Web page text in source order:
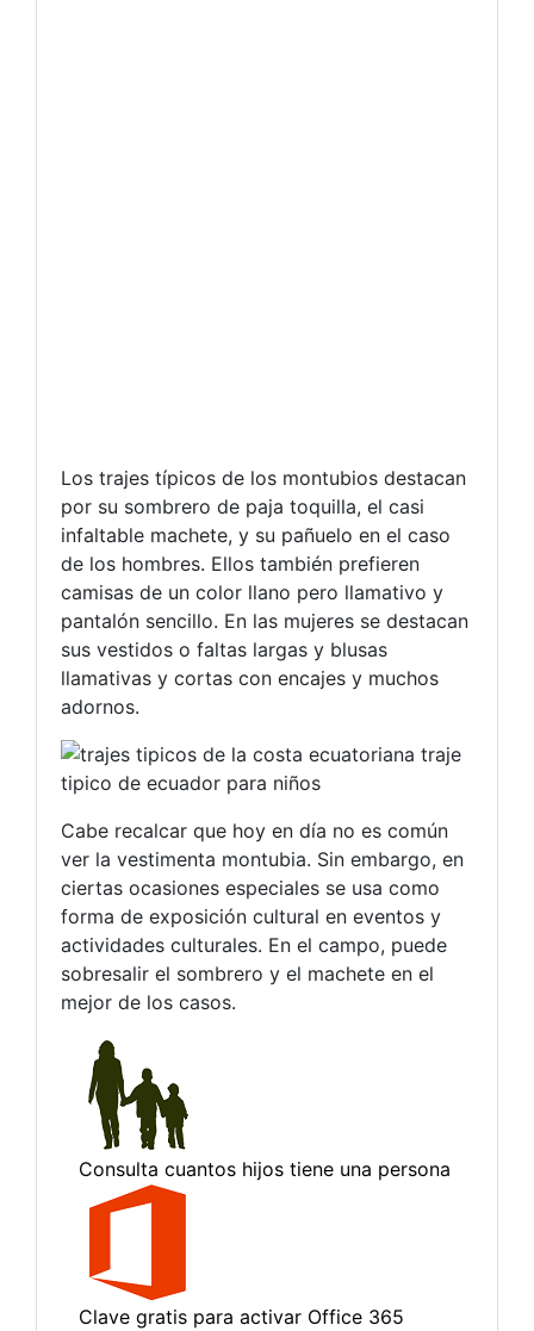
Los trajes típicos de los montubios destacan
por su sombrero de paja toquilla, el casi
infaltable machete, y su pañuelo en el caso
de los hombres. Ellos también prefieren
camisas de un color llano pero llamativo y
pantalón sencillo. En las mujeres se destacan
sus vestidos o faltas largas y blusas
llamativas y cortas con encajes y muchos
adornos.
Cabe recalcar que hoy en día no es común
ver la vestimenta montubia. Sin embargo, en
ciertas ocasiones especiales se usa como
forma de exposición cultural en eventos y
actividades culturales. En el campo, puede
sobresalir el sombrero y el machete en el
mejor de los casos.